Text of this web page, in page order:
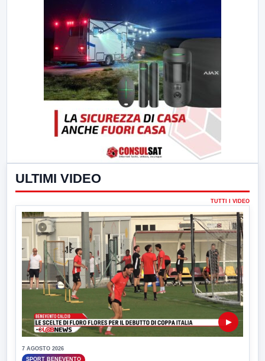
ULTIMI VIDEO
TUTTI I VIDEO
▶
7 AGOSTO 2026
SPORT BENEVENTO